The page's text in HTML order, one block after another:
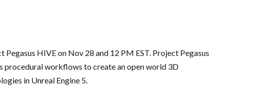
HIVE on Nov 28 and 12 PM EST. Project Pegasus
procedural workflows to create an open world 3D
in Unreal Engine 5.